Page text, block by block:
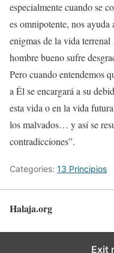
especialmente cuando se
es omnipotente, nos ayuda
enigmas de la vida
hombre bueno sufre
Pero cuando entendemos
a Él se encargará a su
esta vida o en la vida
los malvados… y así se
contradicciones”.
Categories: 13 Principios
Halaja.org
Exit